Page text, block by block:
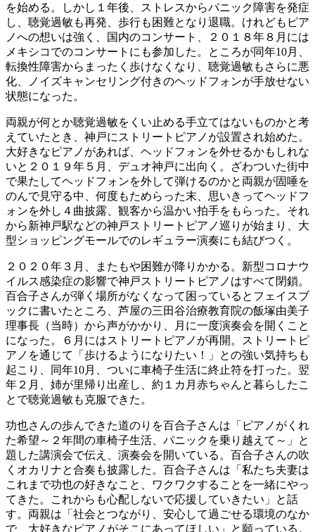
を始める。しかし１年後、ストレスからパニック障害を発症
し、聴覚過敏も再発、歩行も困難となり退職。けれどもピア
ノへの想いは強く、国内のコンサート、２０１８年８月には
メキシコでのコンサートにも参加した。ところが同年10月、
転換性障害からまったく歩けなくなり、聴覚過敏もさらに悪
化、ノイズキャンセリング付きのヘッドフォンが手放せない
状態になった。
両親が何とか聴覚過敏をくい止める手立てはないものかと考
えていたとき、神戸にストリートピアノが設置され始めた。
大好きなピアノがあれば、ヘッドフォンを外せるかもしれな
いと２０１９年５月、デュオ神戸に出向く。ざわついた街中
で果たしてヘッドフォンを外して弾けるのかと両親が固唾を
のんで見守る中、何度もためらった末、思いきってヘッドフ
ォンを外し４曲披露、観客から温かい拍手をもらった。それ
から新神戸駅などの神戸ストリートピアノ巡りが始まり、大
型ショッピングモールでのレギュラー演奏にも結びつく。
２０２０年３月、またもや困難が降りかかる。新型コロナウ
イルス感染症の影響で神戸ストリートピアノはすべて閉鎖。
百合子さんが弾く場所がなくなって困っているとフェイスブ
ックに書いたところ、芦屋の三田谷治療教育院の飯塚由美子
理事長（当時）から声がかかり、月に一度演奏会を開くこと
になった。６月にはストリートピアノが再開。ストリートピ
アノを通じて「歩けるようになりたい！」との強い気持ちも
起こり、同年10月、ついに車椅子生活に終止符を打った。翌
年２月、姉が里帰り出産し、約１カ月赤ちゃんと暮らしたこ
とで聴覚過敏も克服できた。
功也さんの歩んできた道のりを百合子さんは「ピアノがくれ
た希望～２年間の車椅子生活、パニックを乗り越えて～」と
題した講演会で伝え、演奏会を開いている。百合子さんの吹
くオカリナと合奏も披露した。百合子さんは「私たち夫妻は
これまで功也の好きなこと、ワクワクすることを一緒にやっ
てきた。これからも心配しないで応援していきたい」と話
す。両親は「社会とつながり、安心して過ごせる環境のなか
で、大好きなピアノがそこにあってほしい」と願っている。